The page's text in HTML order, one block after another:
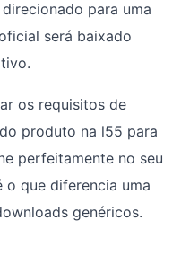
para uma
será baixado
os requisitos de
produto na l55 para
perfeitamente no seu
o que diferencia uma
genéricos.